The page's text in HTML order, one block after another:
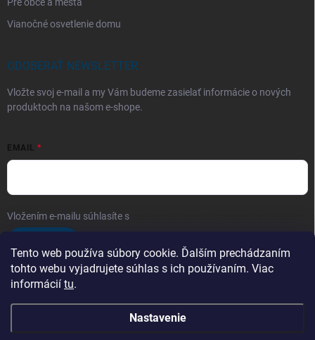
Tento web používa súbory cookie. Ďalším prechádzaním
tohto webu vyjadrujete súhlas s ich používaním. Viac
informácií tu.
Nastavenie
Vianočné osvetlenie domu
ODOBERAŤ NEWSLETTER
Vložte svoj e-mail a my Vám budeme zasielať informácie o nových
produktoch na našom e-shope.
EMAIL
Vložením e-mailu súhlasíte s
Telefón